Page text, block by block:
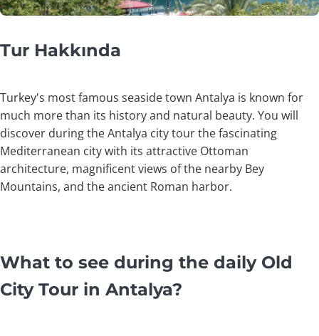
Tur Hakkında
Turkey's most famous seaside town Antalya is known for
much more than its history and natural beauty. You will
discover during the Antalya city tour the fascinating
Mediterranean city with its attractive Ottoman
architecture, magnificent views of the nearby Bey
Mountains, and the ancient Roman harbor.
What to see during the daily Old
City Tour in Antalya?